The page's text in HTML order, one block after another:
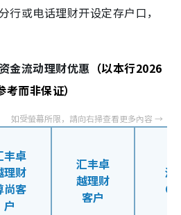
行或电话理财开设定存户口，
金流动理财优惠 （以本行2026
而非保证）
丰卓
理财
尚客
户
汇丰卓
越理财
客户
汇